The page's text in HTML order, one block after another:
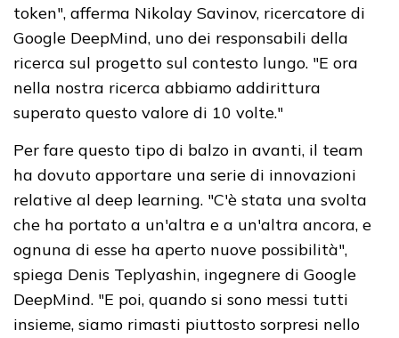
token", afferma Nikolay Savinov, ricercatore di
Google DeepMind, uno dei responsabili della
ricerca sul progetto sul contesto lungo. "E ora
nella nostra ricerca abbiamo addirittura
superato questo valore di 10 volte."
Per fare questo tipo di balzo in avanti, il team
ha dovuto apportare una serie di innovazioni
relative al deep learning. "C'è stata una svolta
che ha portato a un'altra e a un'altra ancora, e
ognuna di esse ha aperto nuove possibilità",
spiega Denis Teplyashin, ingegnere di Google
DeepMind. "E poi, quando si sono messi tutti
insieme, siamo rimasti piuttosto sorpresi nello